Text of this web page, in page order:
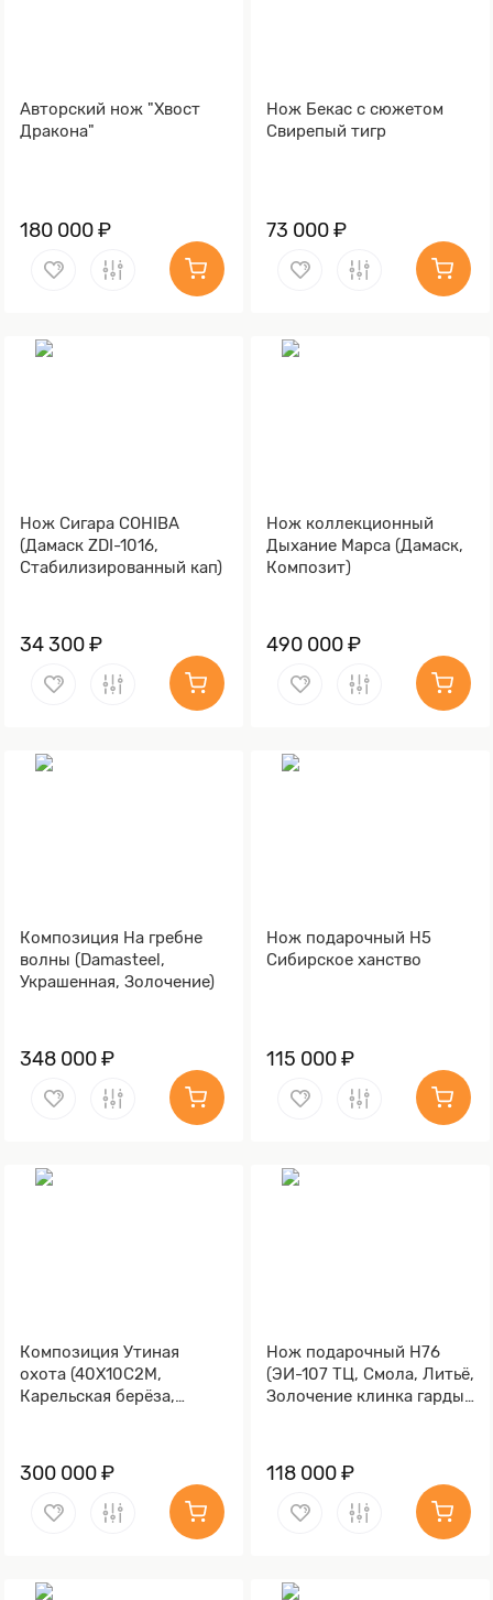
Авторский нож "Хвост
Дракона"
180 000 ₽
Нож Бекас с сюжетом
Свирепый тигр
73 000 ₽
Нож Сигара COHIBA
(Дамаск ZDI-1016,
Стабилизированный кап)
34 300 ₽
Нож коллекционный
Дыхание Марса (Дамаск,
Композит)
490 000 ₽
Композиция На гребне
волны (Damasteel,
Украшенная, Золочение)
348 000 ₽
Нож подарочный Н5
Сибирское ханство
115 000 ₽
Композиция Утиная
охота (40Х10С2М,
Карельская берёза,
300 000 ₽
Нож подарочный Н76
(ЭИ-107 ТЦ, Смола, Литьё,
Золочение клинка гарды
118 000 ₽